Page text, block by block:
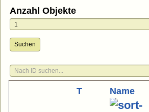
Anzahl Objekte
Suchen
T Name